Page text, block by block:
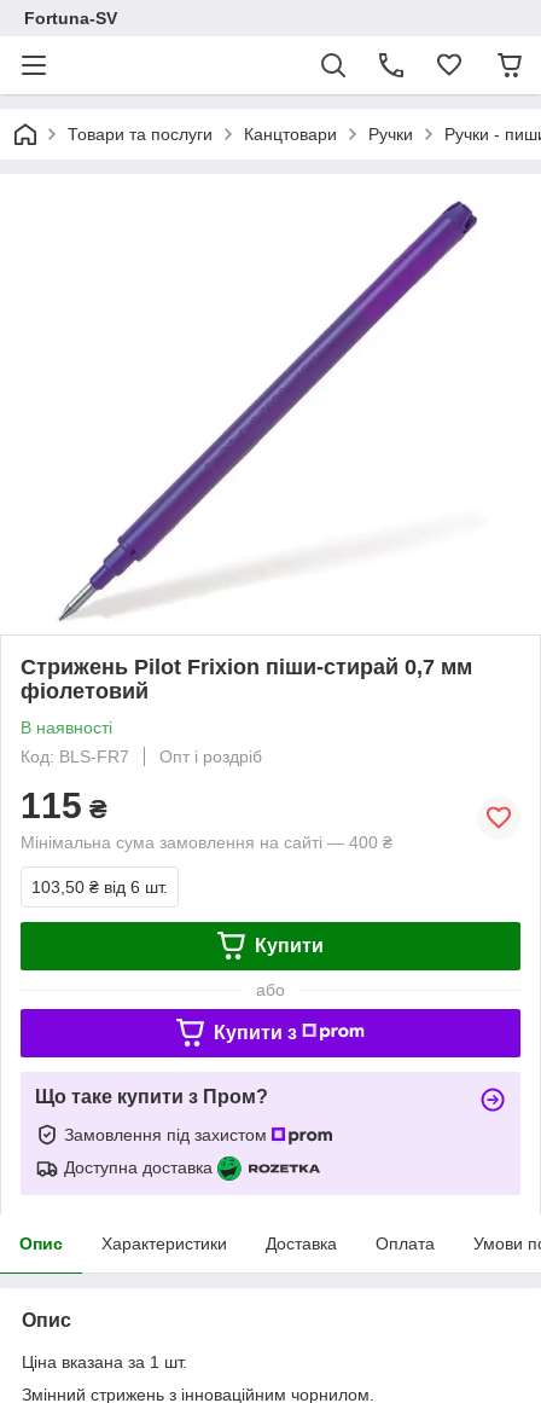
Fortuna-SV
Товари та послуги Канцтовари Ручки Ручки -
Стрижень Pilot Frixion піши-стирай 0,7 мм
фіолетовий
В наявності
Код: BLS-FR7
Опт і роздріб
115 ₴
Мінімальна сума замовлення на сайті — 400 ₴
103,50 ₴ від 6 шт.
Купити
або
Купити з
Що таке купити з Пром?
Замовлення під захистом
Доступна доставка
Опис Характеристики Доставка Оплата Умови
Опис
Ціна вказана за 1 шт.
Змінний стрижень з інноваційним чорнилом.